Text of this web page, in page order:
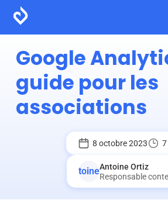
Google
guide pour les
associations
8 octobre 2023 7
Antoine Ortiz
Responsable